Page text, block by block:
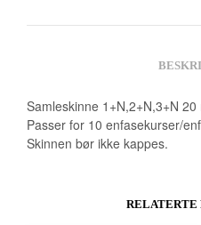
Samleskinne 1+N,2+N,3+N
Passer for 10 enfasekurser/
Skinnen bør ikke kappes.
RELATERTE